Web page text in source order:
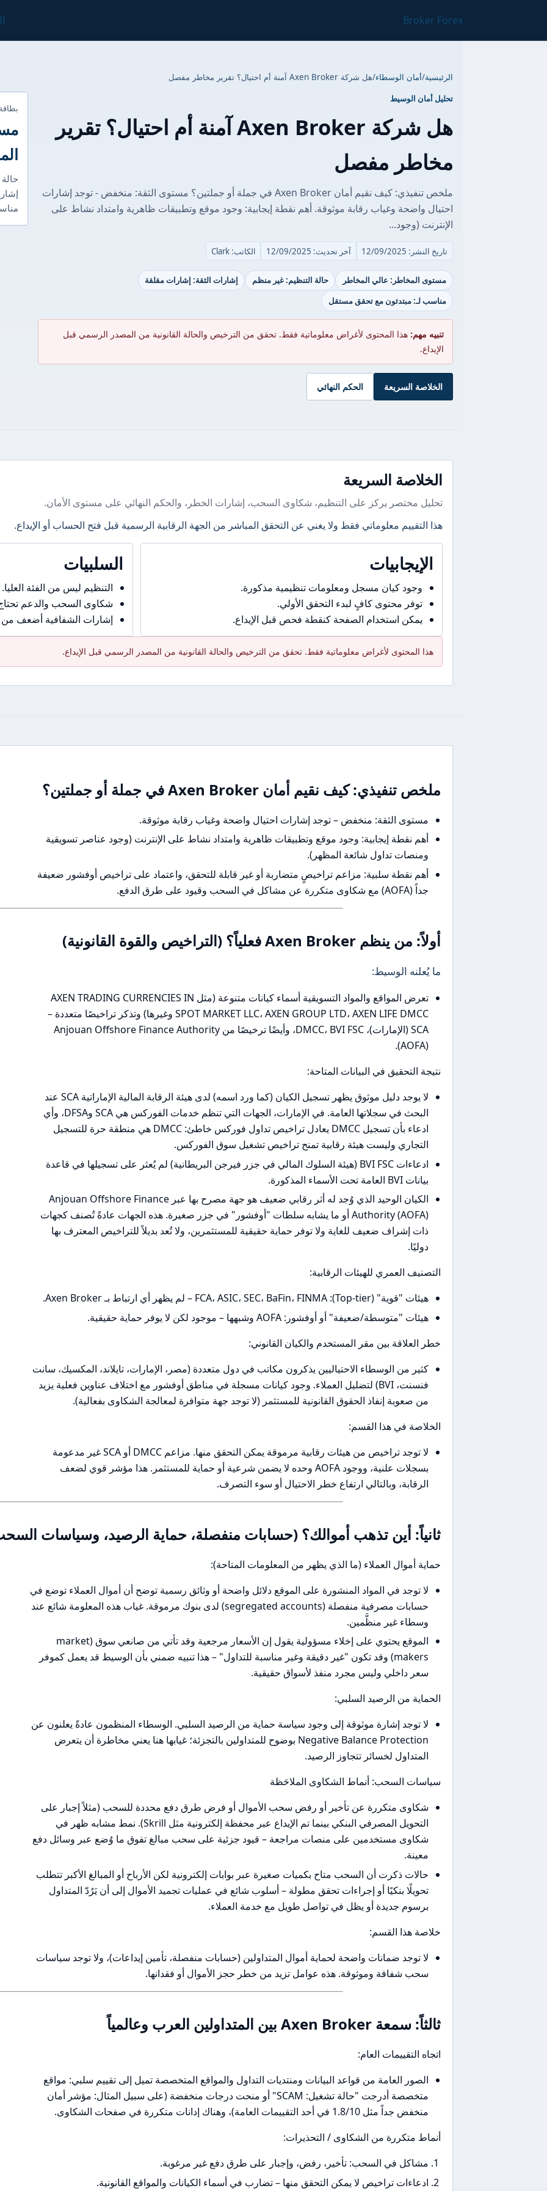
Broker Forex
الرئيسية/أمان الوسطاء/هل شركة Axen Broker آمنة أم احتيال؟ تقرير مخاطر مفصل
تحليل أمان الوسيط
هل شركة Axen Broker آمنة أم احتيال؟ تقرير
مخاطر مفصل
ملخص تنفيذي: كيف نقيم أمان Axen Broker في جملة أو جملتين؟ مستوى الثقة: منخفض - توجد إشارات
احتيال واضحة وغياب رقابة موثوقة. أهم نقطة إيجابية: وجود موقع وتطبيقات ظاهرية وامتداد نشاط على
الإنترنت (وجود...
تاريخ النشر: 12/09/2025 آخر تحديث: 12/09/2025 الكاتب: Clark
مستوى المخاطر: عالي المخاطر حالة التنظيم: غير منظم
إشارات الثقة: إشارات مقلقة
مناسب لـ: مبتدئون مع تحقق مستقل
تنبيه مهم: هذا المحتوى لأغراض معلوماتية فقط. تحقق من الترخيص والحالة القانونية من المصدر الرسمي قبل
الإيداع.
الخلاصة السريعة الحكم النهائي
الخلاصة السريعة
تحليل مختصر يركز على التنظيم، شكاوى السحب، إشارات الخطر، والحكم النهائي على مستوى الأمان.
هذا التقييم معلوماتي فقط ولا يغني عن التحقق المباشر من الجهة الرقابية الرسمية قبل فتح الحساب أو الإيداع.
الإيجابيات
وجود كيان مسجل ومعلومات تنظيمية مذكورة.
توفر محتوى كافٍ لبدء التحقق الأولي.
يمكن استخدام الصفحة كنقطة فحص قبل الإيداع.
السلبيات
التنظيم ليس من الفئة العليا.
شكاوى السحب والدعم
إشارات الشفافية أضعف من
هذا المحتوى لأغراض معلوماتية فقط. تحقق من الترخيص والحالة القانونية من المصدر الرسمي قبل الإيداع.
ملخص تنفيذي: كيف نقيم أمان Axen Broker في جملة أو جملتين؟
مستوى الثقة: منخفض – توجد إشارات احتيال واضحة وغياب رقابة موثوقة.
أهم نقطة إيجابية: وجود موقع وتطبيقات ظاهرية وامتداد نشاط على الإنترنت (وجود عناصر تسويقية
ومنصات تداول شائعة المظهر).
أهم نقطة سلبية: مزاعم تراخيصٍ متضاربة أو غير قابلة للتحقق، واعتماد على تراخيص أوفشور ضعيفة
جداً (AOFA) مع شكاوى متكررة عن مشاكل في السحب وقيود على طرق الدفع.
أولاً: من ينظم Axen Broker فعلياً؟ (التراخيص والقوة القانونية)
ما يُعلنه الوسيط:
تعرض المواقع والمواد التسويقية أسماء كيانات متنوعة (مثل AXEN TRADING CURRENCIES IN
SPOT MARKET LLC، AXEN GROUP LTD، AXEN LIFE DMCC وغيرها) وتذكر تراخيصًا متعددة –
SCA (الإمارات)، DMCC، BVI FSC، وأيضًا ترخيصًا من Anjouan Offshore Finance Authority
(AOFA).
نتيجة التحقيق في البيانات المتاحة:
لا يوجد دليل موثوق يظهر تسجيل الكيان (كما ورد اسمه) لدى هيئة الرقابة المالية الإماراتية SCA عند
البحث في سجلاتها العامة. في الإمارات، الجهات التي تنظم خدمات الفوركس هي SCA وDFSA، وأي
ادعاء بأن تسجيل DMCC يعادل تراخيص تداول فوركس خاطئ: DMCC هي منطقة حرة للتسجيل
التجاري وليست هيئة رقابية تمنح تراخيص تشغيل سوق الفوركس.
ادعاءات BVI FSC (هيئة السلوك المالي في جزر فيرجن البريطانية) لم يُعثر على تسجيلها في قاعدة
بيانات BVI العامة تحت الأسماء المذكورة.
الكيان الوحيد الذي وُجد له أثر رقابي ضعيف هو جهة مصرح بها عبر Anjouan Offshore Finance
Authority (AOFA) أو ما يشابه سلطات "أوفشور" في جزر صغيرة. هذه الجهات عادةً تُصنف كجهات
ذات إشراف ضعيف للغاية ولا توفر حماية حقيقية للمستثمرين، ولا تُعد بديلاً للتراخيص المعترف بها
دوليًا.
التصنيف العمري للهيئات الرقابية:
هيئات "قوية" (Top-tier): FCA، ASIC، SEC، BaFin، FINMA – لم يظهر أي ارتباط بـ Axen Broker.
هيئات "متوسطة/ضعيفة" أو أوفشور: AOFA وشبهها – موجود لكن لا يوفر حماية حقيقية.
خطر العلاقة بين مقر المستخدم والكيان القانوني:
كثير من الوسطاء الاحتياليين يذكرون مكاتب في دول متعددة (مصر، الإمارات، تايلاند، المكسيك، سانت
فنسنت، BVI) لتضليل العملاء. وجود كيانات مسجلة في مناطق أوفشور مع اختلاف عناوين فعلية يزيد
من صعوبة إنفاذ الحقوق القانونية للمستثمر (لا توجد جهة متوافرة لمعالجة الشكاوى بفعالية).
الخلاصة في هذا القسم:
لا توجد تراخيص من هيئات رقابية مرموقة يمكن التحقق منها. مزاعم DMCC أو SCA غير مدعومة
بسجلات علنية، ووجود AOFA وحده لا يضمن شرعية أو حماية للمستثمر. هذا مؤشر قوي لضعف
الرقابة، وبالتالي ارتفاع خطر الاحتيال أو سوء التصرف.
ثانياً: أين تذهب أموالك؟ (حسابات منفصلة، حماية الرصيد، وسياسات
حماية أموال العملاء (ما الذي يظهر من المعلومات المتاحة):
لا توجد في المواد المنشورة على الموقع دلائل واضحة أو وثائق رسمية توضح أن أموال العملاء توضع في
حسابات مصرفية منفصلة (segregated accounts) لدى بنوك مرموقة. غياب هذه المعلومة شائع عند
وسطاء غير منظَّمين.
الموقع يحتوي على إخلاء مسؤولية يقول إن الأسعار مرجعية وقد تأتي من صانعي سوق (market
makers) وقد تكون "غير دقيقة وغير مناسبة للتداول" – هذا تنبيه ضمني بأن الوسيط قد يعمل كموفر
سعر داخلي وليس مجرد منفذ لأسواق حقيقية.
الحماية من الرصيد السلبي:
لا توجد إشارة موثوقة إلى وجود سياسة حماية من الرصيد السلبي. الوسطاء المنظمون عادةً يعلنون عن
Negative Balance Protection بوضوح للمتداولين بالتجزئة؛ غيابها هنا يعني مخاطرة أن يتعرض
المتداول لخسائر تتجاوز الرصيد.
سياسات السحب: أنماط الشكاوى الملاحَظة
شكاوى متكررة عن تأخير أو رفض سحب الأموال أو فرض طرق دفع محددة للسحب (مثلاً إجبار على
التحويل المصرفي البنكي بينما تم الإيداع عبر محفظة إلكترونية مثل Skrill). نمط مشابه ظهر في
شكاوى مستخدمين على منصات مراجعة – قيود جزئية على سحب مبالغ تفوق ما وُضع عبر وسائل دفع
معينة.
حالات ذكرت أن السحب متاح بكميات صغيرة عبر بوابات إلكترونية لكن الأرباح أو المبالغ الأكبر تتطلب
تحويلًا بنكيًا أو إجراءات تحقق مطولة – أسلوب شائع في عمليات تجميد الأموال إلى أن يَرُدّ المتداول
برسوم جديدة أو يظل في تواصل طويل مع خدمة العملاء.
خلاصة هذا القسم:
لا توجد ضمانات واضحة لحماية أموال المتداولين (حسابات منفصلة، تأمين إيداعات)، ولا توجد سياسات
سحب شفافة وموثوقة. هذه عوامل تزيد من خطر حجز الأموال أو فقدانها.
ثالثاً: سمعة Axen Broker بين المتداولين العرب وعالمياً
اتجاه التقييمات العام:
الصور العامة من قواعد البيانات ومنتديات التداول والمواقع المتخصصة تميل إلى تقييم سلبي: مواقع
متخصصة أدرجت "حالة تشغيل: SCAM" أو منحت درجات منخفضة (على سبيل المثال: مؤشر أمان
منخفض جداً مثل 1.8/10 في أحد التقييمات العامة)، وهناك إدانات متكررة في صفحات الشكاوى.
أنماط متكررة من الشكاوى / التحذيرات:
مشاكل في السحب: تأخير، رفض، وإجبار على طرق دفع غير مرغوبة.
ادعاءات تراخيص لا يمكن التحقق منها – تضارب في أسماء الكيانات والمواقع القانونية.